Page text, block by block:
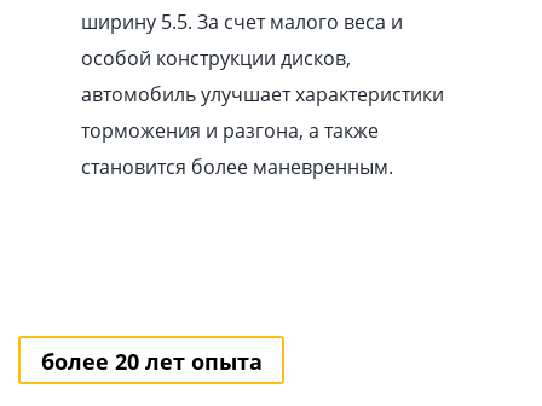
ширину 5.5. За счет малого веса и
особой конструкции дисков,
автомобиль улучшает характеристики
торможения и разгона, а также
становится более маневренным.
более 20 лет опыта